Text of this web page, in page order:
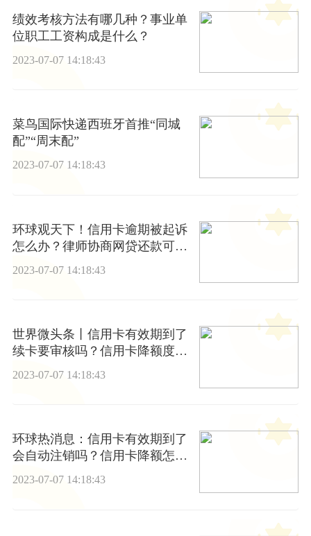
绩效考核方法有哪几种？事业单
位职工工资构成是什么？
2023-07-07 14:18:43
菜鸟国际快递西班牙首推“同城
配”“周末配”
2023-07-07 14:18:43
环球观天下！信用卡逾期被起诉
怎么办？律师协商网贷还款可靠
2023-07-07 14:18:43
世界微头条丨信用卡有效期到了
续卡要审核吗？信用卡降额度多
2023-07-07 14:18:43
环球热消息：信用卡有效期到了
会自动注销吗？信用卡降额怎么
补救？
2023-07-07 14:18:43